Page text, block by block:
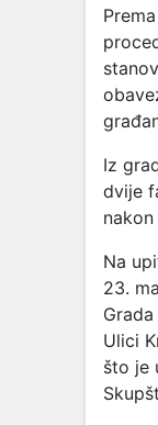
Prema
Iz
dvije
Na
23.
Ulici
što je